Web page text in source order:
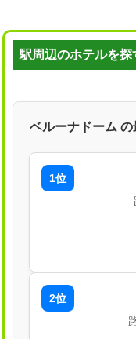
駅周辺のホテルを探
ベルーナドーム
1位
2位